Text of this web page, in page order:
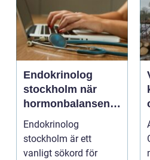
Endokrinolog
stockholm när
hormonbalansen
behöver
specialistvård
Endokrinolog
stockholm är ett
vanligt sökord för